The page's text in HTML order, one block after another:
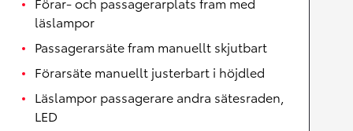
läslampor
Passagerarsäte fram manuellt skjutbart
Förarsäte manuellt justerbart i höjdled
Läslampor passagerare andra sätesraden,
LED